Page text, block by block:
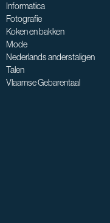
Informatica
Fotografie
Koken en bakken
Mode
Nederlands anderstaligen
Talen
Vlaamse Gebarentaal